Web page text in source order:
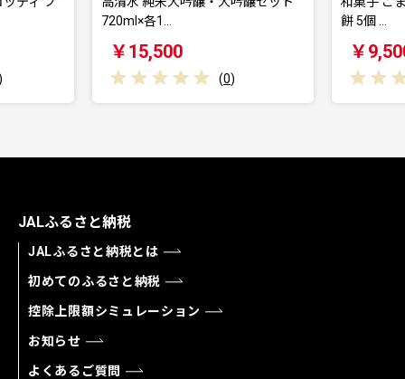
720ml×各1…
￥15,500
(0)
餅 5個 …
￥
JALふるさと納税
JALふるさと納税とは
初めてのふるさと納税
控除上限額シミュレーション
お知らせ
よくあるご質問